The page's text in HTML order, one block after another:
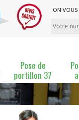
ON VOUS
Pose de
portillon 37